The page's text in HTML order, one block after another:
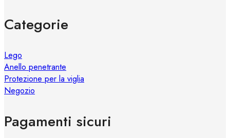
Categorie
Lego
Anello penetrante
Protezione per la viglia
Negozio
Pagamenti sicuri